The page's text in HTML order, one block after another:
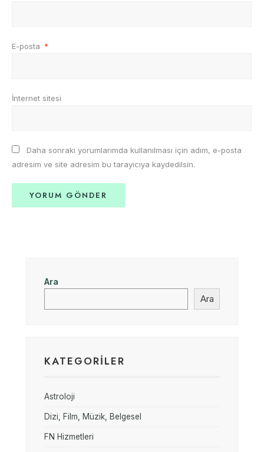
E-posta *
İnternet sitesi
Daha sonraki yorumlarımda kullanılması için adım, e-posta
adresim ve site adresim bu tarayıcıya kaydedilsin.
Ara
Ara
KATEGORILER
Astroloji
Dizi, Film, Müzik, Belgesel
FN Hizmetleri